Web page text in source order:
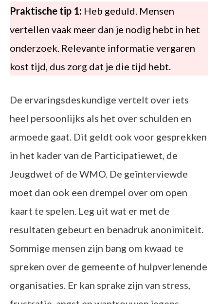
Praktische tip 1: Heb geduld. Mensen
vertellen vaak meer dan je nodig hebt in het
onderzoek. Relevante informatie vergaren
kost tijd, dus zorg dat je die tijd hebt.
De ervaringsdeskundige vertelt over iets
heel persoonlijks als het over schulden en
armoede gaat. Dit geldt ook voor gesprekken
in het kader van de Participatiewet, de
Jeugdwet of de WMO. De geïnterviewde
moet dan ook een drempel over om open
kaart te spelen. Leg uit wat er met de
resultaten gebeurt en benadruk anonimiteit.
Sommige mensen zijn bang om kwaad te
spreken over de gemeente of hulpverlenende
organisaties. Er kan sprake zijn van stress,